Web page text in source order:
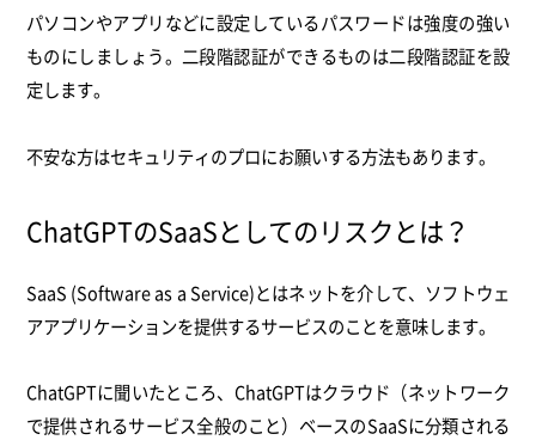
パソコンやアプリなどに設定しているパスワードは強度の強い
ものにしましょう。二段階認証ができるものは二段階認証を設
定します。
不安な方はセキュリティのプロにお願いする方法もあります。
ChatGPTのSaaSとしてのリスクとは？
SaaS (Software as a Service)とはネットを介して、ソフトウェ
アアプリケーションを提供するサービスのことを意味します。
ChatGPTに聞いたところ、ChatGPTはクラウド（ネットワーク
で提供されるサービス全般のこと）ベースのSaaSに分類される